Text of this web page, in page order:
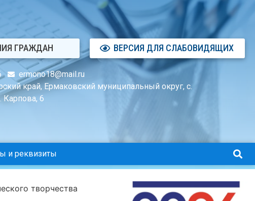
ГРАЖДАН ВЕРСИЯ ДЛЯ СЛАБОВИДЯЩИХ
ermono18@mail.ru
край, Ермаковский муниципальный округ, с.
Карпова, 6
и реквизиты
творчества